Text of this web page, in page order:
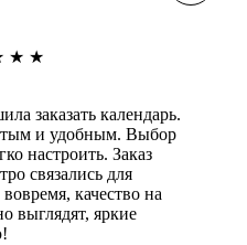
★ ★
заказать календарь.
и удобным. Выбор
настроить. Заказ
связались для
качество на
выглядят, яркие